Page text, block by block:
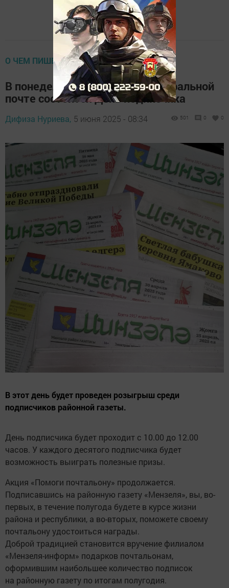
О ЧЕМ ПИШЕТ ГАЗЕТА "МЕНЗЕЛЯ"
В понедельник, 9 июня, на центральной
почте состоится День подписчика
Дифиза Нуриева, 5 июня 2025 - 08:34 501 0 0
В этот день будет проведен розыгрыш среди
подписчиков районной газеты.
День подписчика будет проходит с 10.00 до 12.00
часов. У каждого десятого подписчика будет
возможность выиграть полезные призы.
Акция «Помоги почтальону» продолжается.
Подписавшись на районную газету «Мензеля», вы, во-
первых, в течение полугода будете в курсе жизни
района и республики, а во-вторых, поможете своему
почтальону удостоиться награды.
Доброй традицией становится вручение филиалом
«Мензеля-информ» подарков почтальонам,
оформившим наибольшее количество подписок
на районную газету по итогам полугодия.